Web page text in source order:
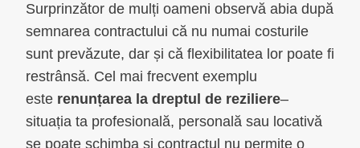
Surprinzător de mulți oameni observă abia după
semnarea contractului că nu numai costurile
sunt prevăzute, dar și că flexibilitatea lor poate fi
restrânsă. Cel mai frecvent exemplu
este renunțarea la dreptul de reziliere–
situația ta profesională, personală sau locativă
se poate schimba și contractul nu permite o